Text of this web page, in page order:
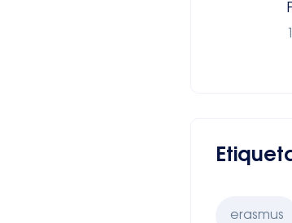
erasmus